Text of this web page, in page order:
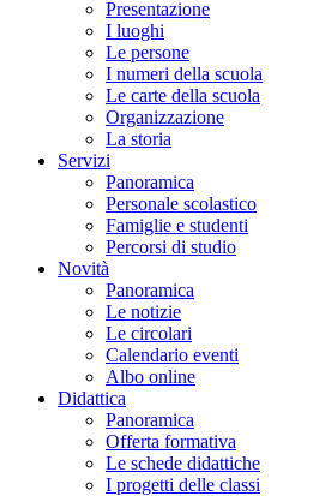
Presentazione
I luoghi
Le persone
I numeri della scuola
Le carte della scuola
Organizzazione
La storia
Servizi
Panoramica
Personale scolastico
Famiglie e studenti
Percorsi di studio
Novità
Panoramica
Le notizie
Le circolari
Calendario eventi
Albo online
Didattica
Panoramica
Offerta formativa
Le schede didattiche
I progetti delle classi